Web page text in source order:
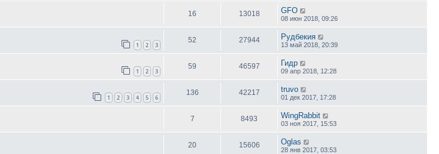
16 13018 GFO
08 июн 2018, 09:26
1 2 3
52 27944 Рудбекия
13 май 2018, 20:39
1 2 3
59 46597 Гидр
09 апр 2018, 12:28
1 2 3 4 5 6
136 42217 truvo
01 дек 2017, 17:28
7 8493 WingRabbit
03 ноя 2017, 15:53
20 15606 Oglas
28 янв 2017, 03:53